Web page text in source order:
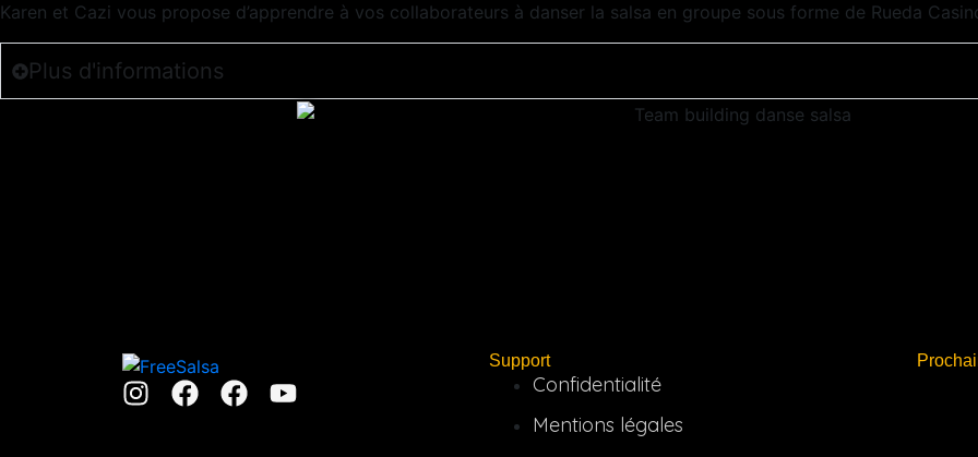
Karen et Cazi vous propose d’apprendre à vos collaborateurs à danser la salsa en groupe sous forme de Rueda
Plus d'informations
Support
Confidentialité
Mentions légales